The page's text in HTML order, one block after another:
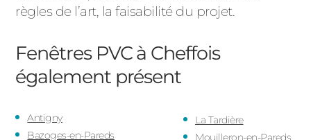
règles de l’art, la faisabilité du projet.
Fenêtres PVC à Cheffois
également présent
Antigny
Bazoges-en-Pareds
La Tardière
Mouilleron-en-Pareds